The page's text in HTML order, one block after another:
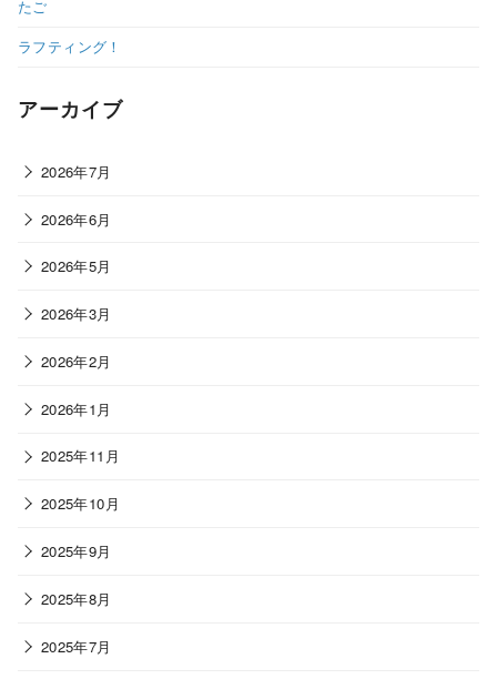
たご
ラフティング！
アーカイブ
2026年7月
2026年6月
2026年5月
2026年3月
2026年2月
2026年1月
2025年11月
2025年10月
2025年9月
2025年8月
2025年7月